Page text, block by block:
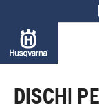
DISCHI